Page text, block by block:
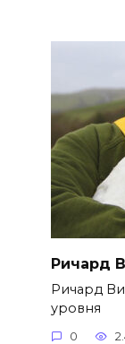
Ричард
Ричард
уровня
0